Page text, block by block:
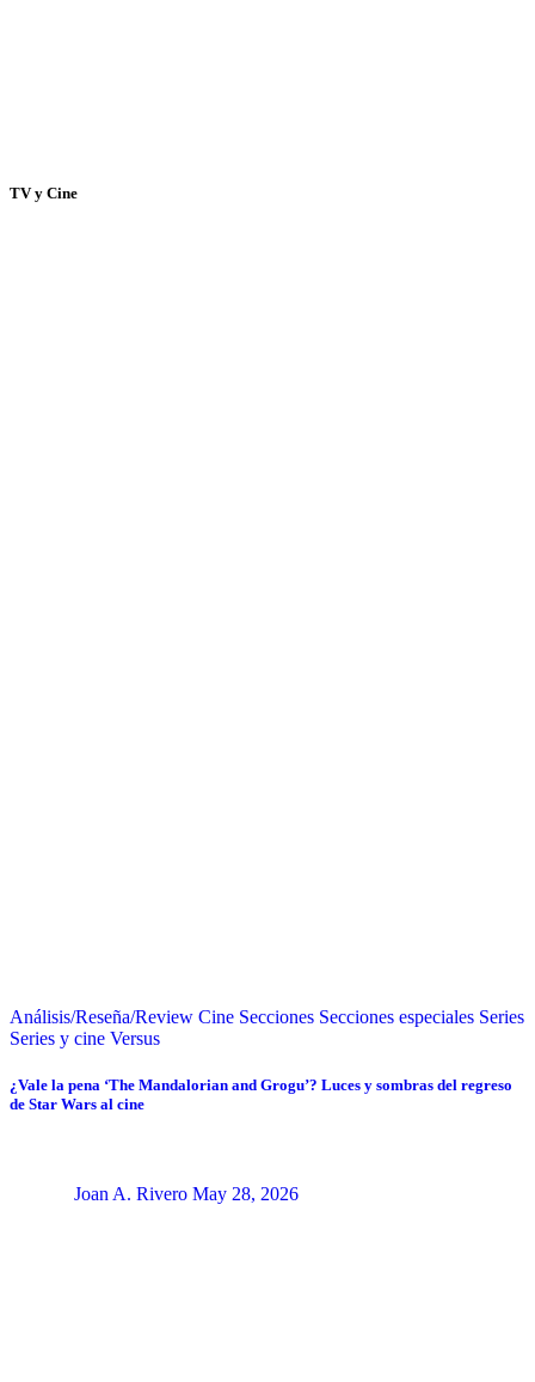
TV y Cine
Análisis/Reseña/Review Cine Secciones Secciones especiales Series
Series y cine Versus
¿Vale la pena ‘The Mandalorian and Grogu’? Luces y sombras del regreso
de Star Wars al cine
Joan A. Rivero May 28, 2026